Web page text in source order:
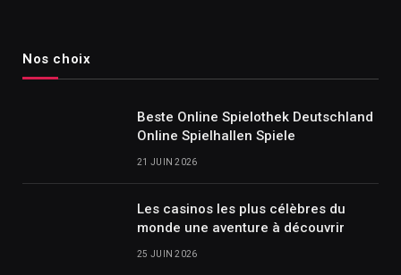
Nos choix
Beste Online Spielothek Deutschland
Online Spielhallen Spiele
21 JUIN 2026
Les casinos les plus célèbres du
monde une aventure à découvrir
25 JUIN 2026